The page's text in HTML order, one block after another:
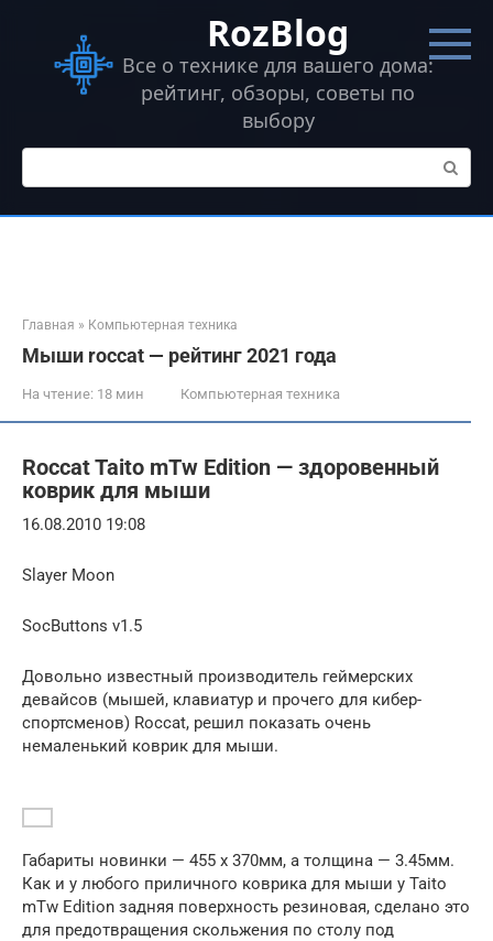
контенту
RozBlog
Все о технике для вашего дома:
рейтинг, обзоры, советы по
выбору
Поиск:
Главная » Компьютерная техника
Мыши roccat — рейтинг 2021 года
На чтение: 18 мин Компьютерная техника
Roccat Taito mTw Edition — здоровенный
коврик для мыши
16.08.2010 19:08
Slayer Moon
SocButtons v1.5
Довольно известный производитель геймерских
девайсов (мышей, клавиатур и прочего для кибер-
спортсменов) Roccat, решил показать очень
немаленький коврик для мыши.
Габариты новинки — 455 x 370мм, а толщина — 3.45мм.
Как и у любого приличного коврика для мыши у Taito
mTw Edition задняя поверхность резиновая, сделано это
для предотвращения скольжения по столу под